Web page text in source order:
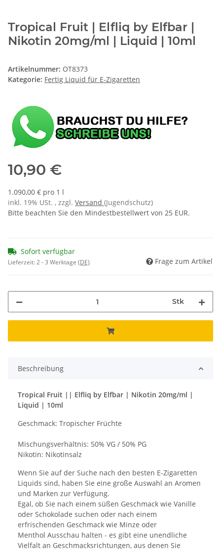
Tropical Fruit | Elfliq by Elfbar |
Nikotin 20mg/ml | Liquid | 10ml
Artikelnummer: OT8373
Kategorie: Fertig Liquid für E-Zigaretten
10,90 €
1.090,00 € pro 1 l
inkl. 19% USt. , zzgl. Versand (Jugendschutz)
Bitte beachten Sie den Mindestbestellwert von 25 EUR.
Sofort verfügbar
Lieferzeit:2 - 3 Werktage (DE) Frage zum Artikel
Stk
Beschreibung
Tropical Fruit || Elfliq by Elfbar | Nikotin 20mg/ml |
Liquid | 10ml
Geschmack: Tropischer Früchte
Mischungsverhältnis: 50% VG / 50% PG
Nikotin: Nikotinsalz
Wenn Sie auf der Suche nach den besten E-Zigaretten
Liquids sind, haben Sie eine große Auswahl an Aromen
und Marken zur Verfügung.
Egal, ob Sie nach einem süßen Geschmack wie Vanille
oder Schokolade suchen oder nach einem
erfrischenden Geschmack wie Minze oder
Menthol Ausschau halten - es gibt eine unendliche
Vielfalt an Geschmacksrichtungen, aus denen Sie